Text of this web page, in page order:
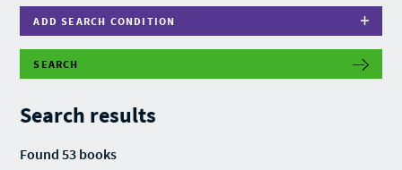
ADD SEARCH CONDITION
SEARCH
Search results
Found 53 books
F
T
S